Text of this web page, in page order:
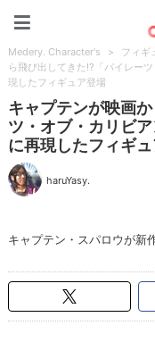
Medery. Character's > フィギ
ら飛び出してきた!?「パイレー
現したフィギュア登場
キャプテンが映画
ツ・オブ・カリビ
に再現したフィギ
haruYasy.
キャプテン・スパロウが新